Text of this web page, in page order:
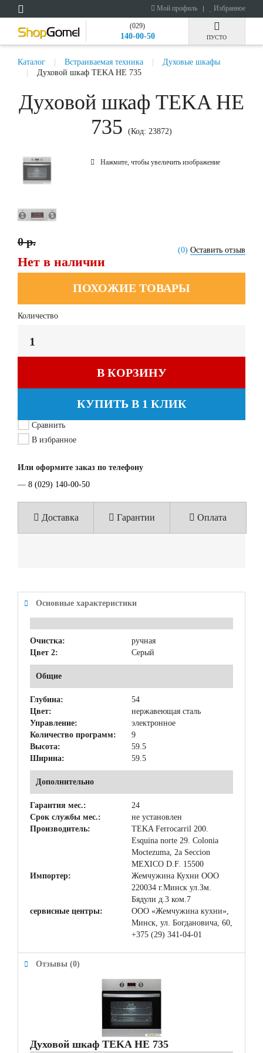
Мой профиль Избранное
(029)
140-00-50 ПУСТО
Каталог Встраиваемая техника
Духовые шкафы
Духовой шкаф TEKA HE 735
Духовой шкаф TEKA HE
735
(Код: 23872)
Нажмите, чтобы увеличить изображение
(0) Оставить отзыв
0 р.
Нет в наличии
ПОХОЖИЕ ТОВАРЫ
Количество
В КОРЗИНУ
КУПИТЬ В 1 КЛИК
Сравнить
В избранное
Или оформите заказ по телефону
— 8 (029) 140-00-50
Доставка Гарантии Оплата
Основные характеристики
Очистка:
ручная
Цвет 2:
Серый
Общие
Глубина:
54
Цвет:
нержавеющая сталь
Управление:
электронное
Количество программ:
9
Высота:
59.5
Ширина:
59.5
Дополнительно
Гарантия мес.:
24
Срок службы мес.:
не установлен
Производитель:
TEKA Ferrocarril 200.
Esquina norte 29. Colonia
Moctezuma, 2a Seccion
MEXICO D.F. 15500
Импортер:
Жемчужина Кухни ООО
220034 г.Минск ул.Зм.
Бядули д.3 ком.7
сервисные центры:
ООО «Жемчужина кухни»,
Минск, ул. Богдановича, 60,
+375 (29) 341-04-01
Отзывы (0)
Духовой шкаф TEKA HE 735